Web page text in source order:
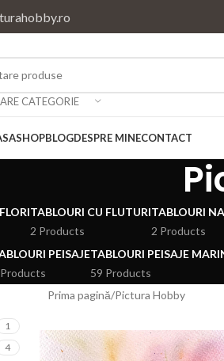
CATEGORIE
SHOPBLOGDESPRE MINECONTACT
TABLOURI CU FLUTURI
2 Products
TABLOURI
2 Products
PEISAJETABLOURI PEISAJE
59 Products
1
4
Prima pagină Pictura Hobby